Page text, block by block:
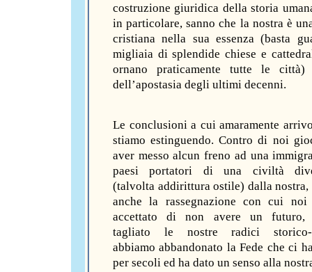
costruzione giuridica della storia
in particolare, sanno che la nostra è
cristiana nella sua essenza (basta
migliaia di splendide chiese e
ornano praticamente tutte le
dell’apostasia degli ultimi decenni.
Le conclusioni a cui amaramente
stiamo estinguendo. Contro di noi
aver messo alcun freno ad una
paesi portatori di una civiltà
(talvolta addirittura ostile) dalla nostra,
anche la rassegnazione con cui noi
accettato di non avere un futuro,
tagliato le nostre radici storico-
abbiamo abbandonato la Fede che ci
per secoli ed ha dato un senso alla